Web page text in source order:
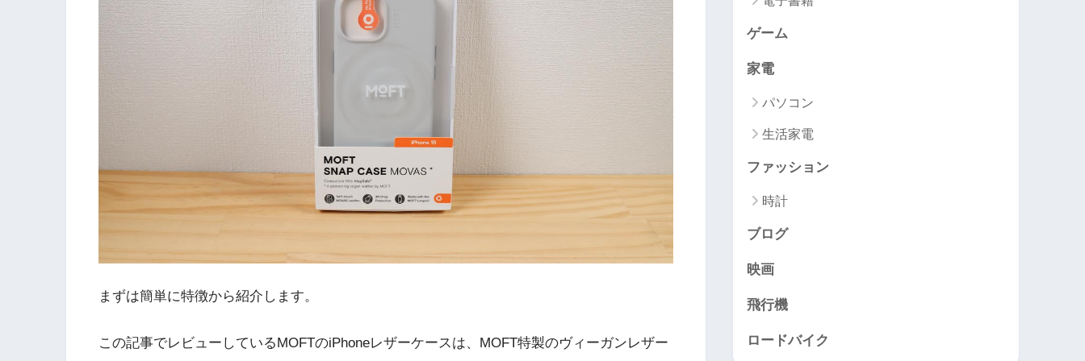
まずは簡単に特徴から紹介します。
この記事でレビューしているMOFTのiPhoneレザーケースは、MOFT特製のヴィーガンレザー
ゲーム
家電
パソコン
生活家電
ファッション
時計
ブログ
映画
飛行機
ロードバイク